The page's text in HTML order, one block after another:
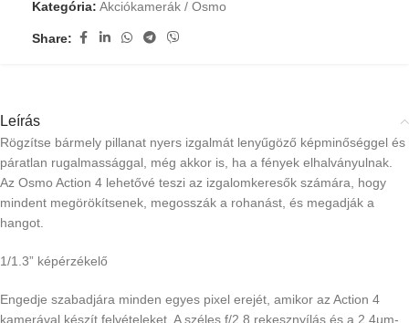
Kategória: Akciókamerák / Osmo
Share:
Leírás
Rögzítse bármely pillanat nyers izgalmát lenyűgöző képminőséggel és
páratlan rugalmassággal, még akkor is, ha a fények elhalványulnak.
Az Osmo Action 4 lehetővé teszi az izgalomkeresők számára, hogy
mindent megörökítsenek, megosszák a rohanást, és megadják a
hangot.
1/1.3” képérzékelő
Engedje szabadjára minden egyes pixel erejét, amikor az Action 4
kamerával készít felvételeket. A széles f/2,8 rekesznyílás és a 2,4µm-